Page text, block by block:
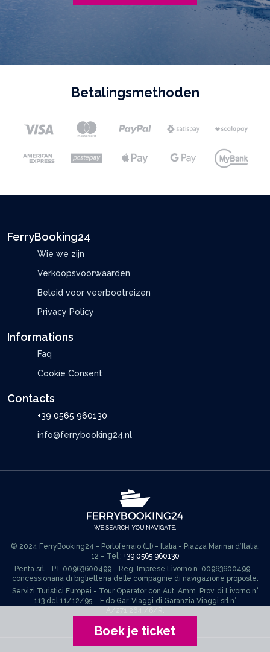
Betalingsmethoden
Boek je ticket
FerryBooking24
Wie we zijn
Verkoopsvoorwaarden
Beleid voor veerbootreizen
Privacy Policy
Informations
Faq
Cookie Consent
Contacts
+39 0565 960130
info@ferrybooking24.nl
© 2024 FerryBooking24 - Portoferraio (LI) - Italia - Piazza Marinai d’Italia,
12 – Tel.: +39 0565 960130
Penta srl – P.I. 00963600499 - Reg. Imprese Livorno n. 00963600499 –
concessionaria di biglietteria delle compagnie di navigazione proposte.
Servizi Turistici Europei - Tour Operator con Aut. Amm. Prov. di Livorno n°
113 del 11/12/95 – F.do Gar. Viaggi di Garanzia Viaggi srl n°